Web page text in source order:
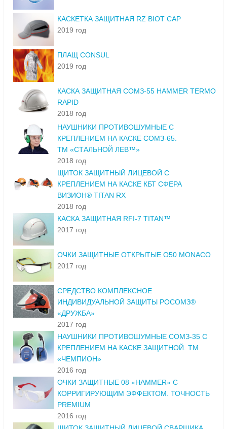
КАСКЕТКА ЗАЩИТНАЯ RZ BIOT CAP
2019 год
ПЛАЩ CONSUL
2019 год
КАСКА ЗАЩИТНАЯ СОМЗ-55 HAMMER TERMO
RAPID
2018 год
НАУШНИКИ ПРОТИВОШУМНЫЕ С
КРЕПЛЕНИЕМ НА КАСКЕ СОМЗ-65.
ТМ «СТАЛЬНОЙ ЛЕВ™»
2018 год
ЩИТОК ЗАЩИТНЫЙ ЛИЦЕВОЙ С
КРЕПЛЕНИЕМ НА КАСКЕ КБТ СФЕРА
ВИЗИОН® TITAN RX
2018 год
КАСКА ЗАЩИТНАЯ RFI-7 TITAN™
2017 год
ОЧКИ ЗАЩИТНЫЕ ОТКРЫТЫЕ О50 MONACO
2017 год
СРЕДСТВО КОМПЛЕКСНОЕ
ИНДИВИДУАЛЬНОЙ ЗАЩИТЫ РОСОМЗ®
«ДРУЖБА»
2017 год
НАУШНИКИ ПРОТИВОШУМНЫЕ СОМЗ-35 С
КРЕПЛЕНИЕМ НА КАСКЕ ЗАЩИТНОЙ. ТМ
«ЧЕМПИОН»
2016 год
ОЧКИ ЗАЩИТНЫЕ 08 «HAMMER» С
КОРРИГИРУЮЩИМ ЭФФЕКТОМ. ТОЧНОСТЬ
PREMIUM
2016 год